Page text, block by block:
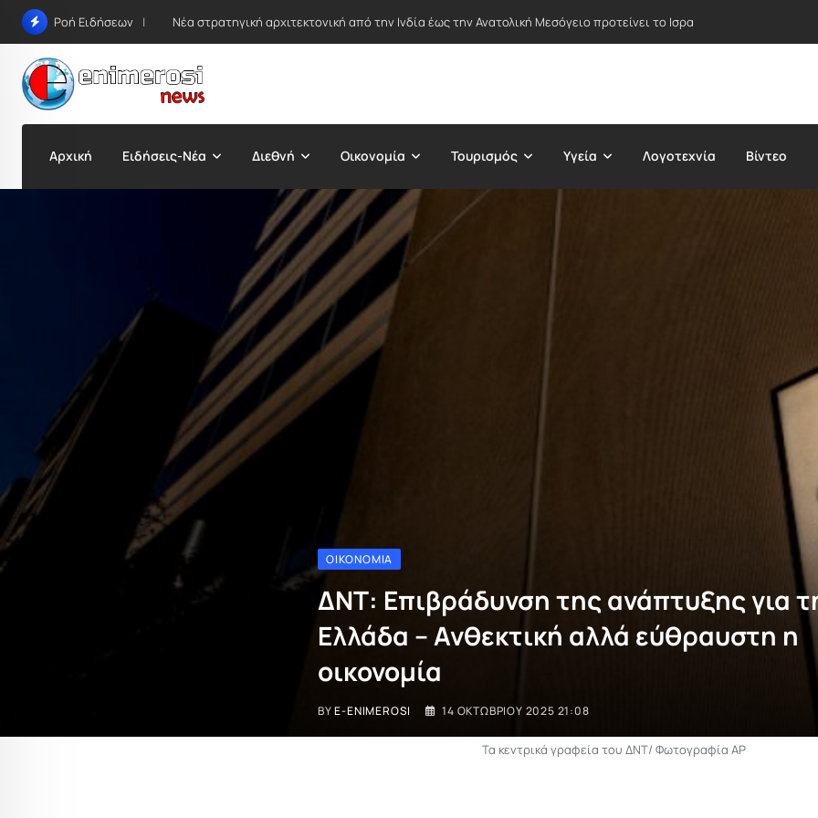
Skip
content
Ροή Ειδήσεων Νέα στρατηγική αρχιτεκτονική από την Ινδία έως την Ανατολική Μεσόγειο προτείνει το Ισραήλ – Στο επίκεντρο
Αρχική Ειδήσεις-Νέα Διεθνή Οικονομία Τουρισμός Υγεία Λογοτεχνία Βίντεο
ΟΙΚΟΝΟΜΊΑ
ΔΝΤ: Επιβράδυνση της ανάπτυξης για
Ελλάδα – Ανθεκτική αλλά εύθραυστη η
οικονομία
BYE-ENIMEROSI 14 ΟΚΤΩΒΡΊΟΥ 2025 21:08
Τα κεντρικά γραφεία του ΔΝΤ/ Φωτογραφία AP